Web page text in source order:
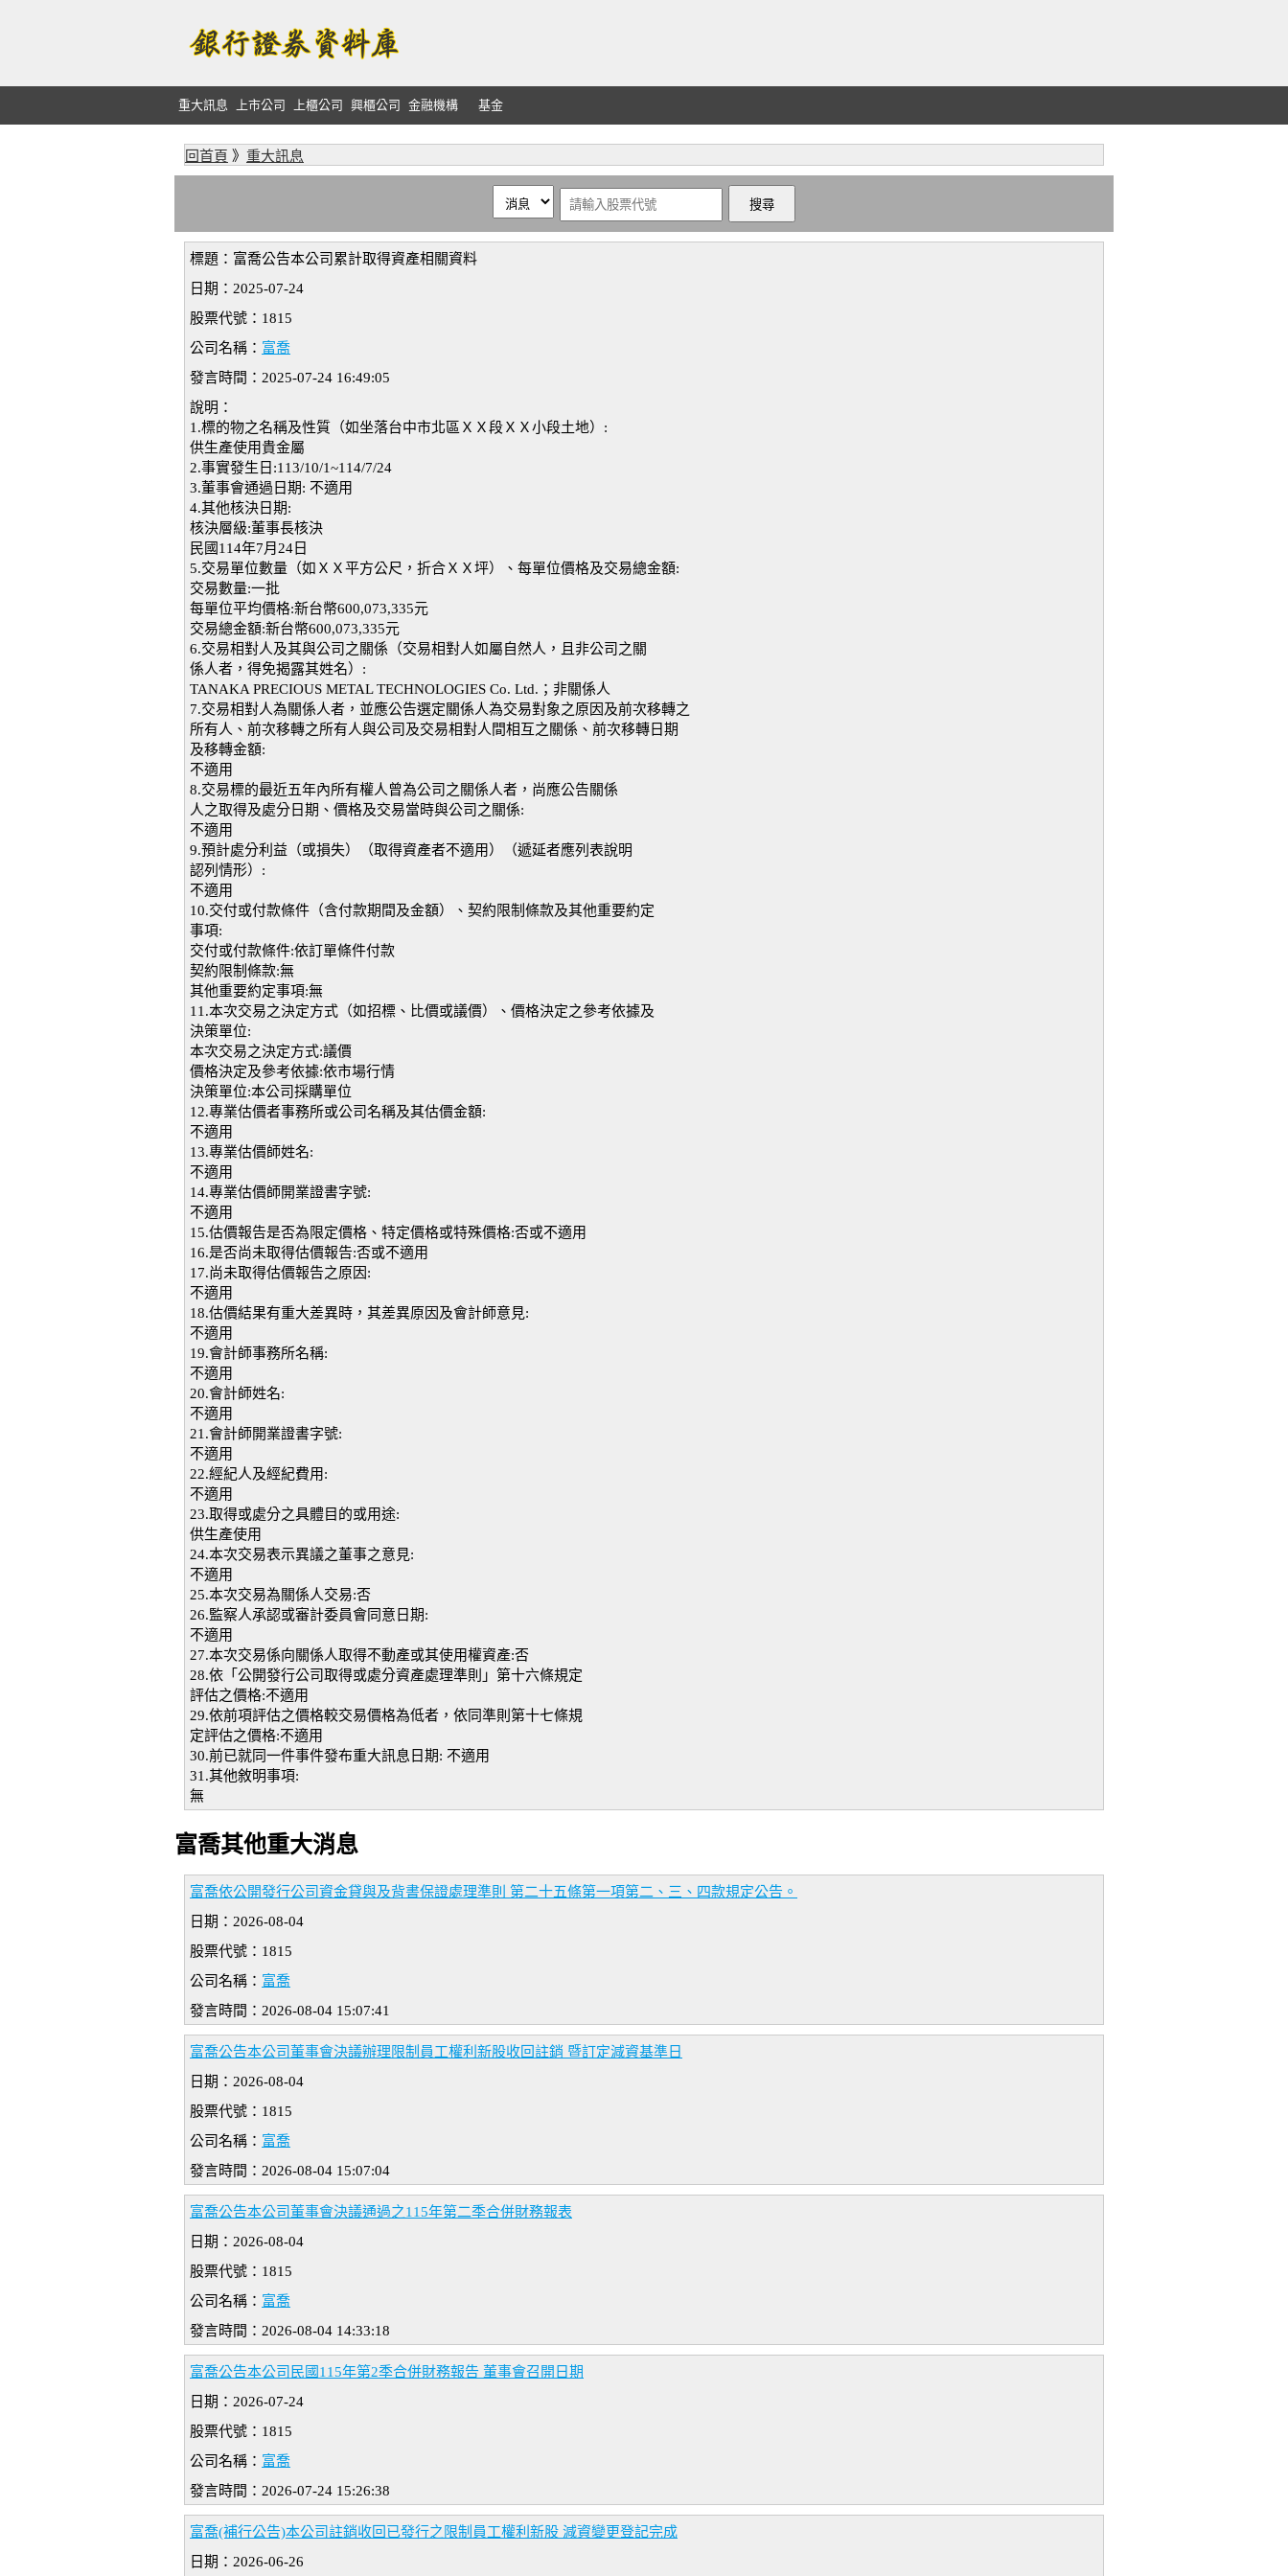
重大訊息 上市公司 上櫃公司 興櫃公司 金融機構 基金
回首頁 》 重大訊息
標題：富喬公告本公司累計取得資產相關資料
日期：2025-07-24
股票代號：1815
公司名稱： 富喬
發言時間：2025-07-24 16:49:05
說明：
1.標的物之名稱及性質（如坐落台中市北區ＸＸ段ＸＸ小段土地）:
供生產使用貴金屬
2.事實發生日:113/10/1~114/7/24
3.董事會通過日期: 不適用
4.其他核決日期:
核決層級:董事長核決
民國114年7月24日
5.交易單位數量（如ＸＸ平方公尺，折合ＸＸ坪）、每單位價格及交易總金額:
交易數量:一批
每單位平均價格:新台幣600,073,335元
交易總金額:新台幣600,073,335元
6.交易相對人及其與公司之關係（交易相對人如屬自然人，且非公司之關
係人者，得免揭露其姓名）:
TANAKA PRECIOUS METAL TECHNOLOGIES Co. Ltd.；非關係人
7.交易相對人為關係人者，並應公告選定關係人為交易對象之原因及前次移轉之
所有人、前次移轉之所有人與公司及交易相對人間相互之關係、前次移轉日期
及移轉金額:
不適用
8.交易標的最近五年內所有權人曾為公司之關係人者，尚應公告關係
人之取得及處分日期、價格及交易當時與公司之關係:
不適用
9.預計處分利益（或損失）（取得資產者不適用）（遞延者應列表說明
認列情形）:
不適用
10.交付或付款條件（含付款期間及金額）、契約限制條款及其他重要約定
事項:
交付或付款條件:依訂單條件付款
契約限制條款:無
其他重要約定事項:無
11.本次交易之決定方式（如招標、比價或議價）、價格決定之參考依據及
決策單位:
本次交易之決定方式:議價
價格決定及參考依據:依市場行情
決策單位:本公司採購單位
12.專業估價者事務所或公司名稱及其估價金額:
不適用
13.專業估價師姓名:
不適用
14.專業估價師開業證書字號:
不適用
15.估價報告是否為限定價格、特定價格或特殊價格:否或不適用
16.是否尚未取得估價報告:否或不適用
17.尚未取得估價報告之原因:
不適用
18.估價結果有重大差異時，其差異原因及會計師意見:
不適用
19.會計師事務所名稱:
不適用
20.會計師姓名:
不適用
21.會計師開業證書字號:
不適用
22.經紀人及經紀費用:
不適用
23.取得或處分之具體目的或用途:
供生產使用
24.本次交易表示異議之董事之意見:
不適用
25.本次交易為關係人交易:否
26.監察人承認或審計委員會同意日期:
不適用
27.本次交易係向關係人取得不動產或其使用權資產:否
28.依「公開發行公司取得或處分資產處理準則」第十六條規定
評估之價格:不適用
29.依前項評估之價格較交易價格為低者，依同準則第十七條規
定評估之價格:不適用
30.前已就同一件事件發布重大訊息日期: 不適用
31.其他敘明事項:
無
富喬其他重大消息
富喬依公開發行公司資金貸與及背書保證處理準則 第二十五條第一項第二、三、四款規定公告。
日期：2026-08-04
股票代號：1815
公司名稱： 富喬
發言時間：2026-08-04 15:07:41
富喬公告本公司董事會決議辦理限制員工權利新股收回註銷 暨訂定減資基準日
日期：2026-08-04
股票代號：1815
公司名稱： 富喬
發言時間：2026-08-04 15:07:04
富喬公告本公司董事會決議通過之115年第二季合併財務報表
日期：2026-08-04
股票代號：1815
公司名稱： 富喬
發言時間：2026-08-04 14:33:18
富喬公告本公司民國115年第2季合併財務報告 董事會召開日期
日期：2026-07-24
股票代號：1815
公司名稱： 富喬
發言時間：2026-07-24 15:26:38
富喬(補行公告)本公司註銷收回已發行之限制員工權利新股 減資變更登記完成
日期：2026-06-26